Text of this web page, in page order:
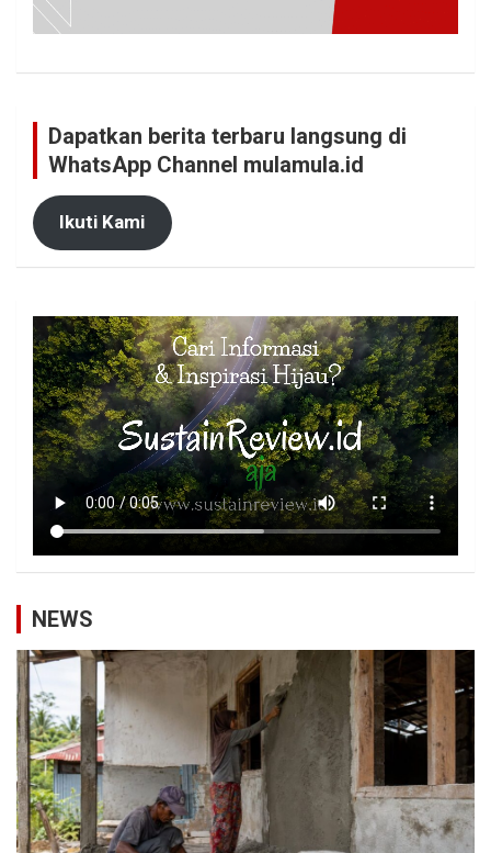
Dapatkan berita terbaru langsung di
WhatsApp Channel mulamula.id
Ikuti Kami
NEWS